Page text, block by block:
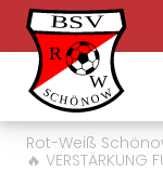
Rot-Weiß
🔥 VERSTÄRKUNG